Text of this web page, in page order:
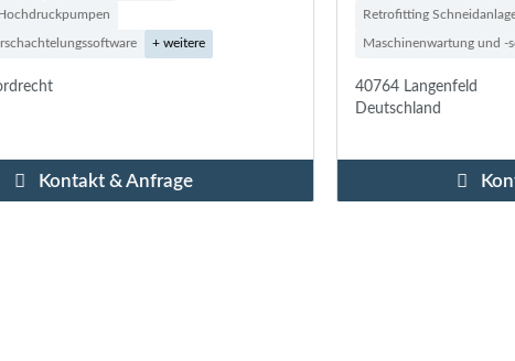
Retrofitting Schneidanlagen
Maschinenwartung und -service